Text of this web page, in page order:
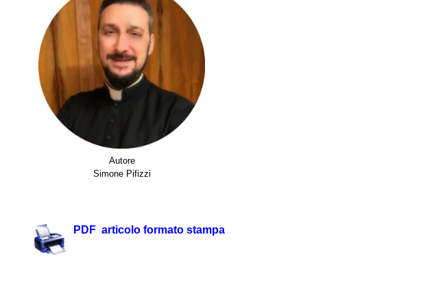
Autore
Simone Pifizzi
PDF articolo formato stampa